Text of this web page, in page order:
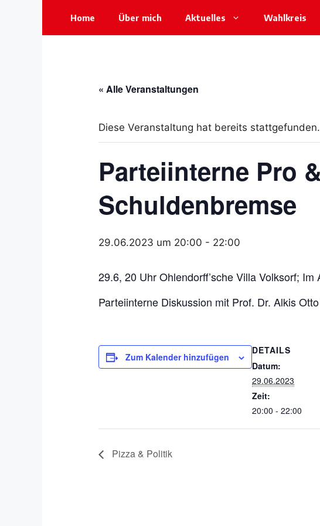
Home Über mich Aktuelles Wahlkreis
« Alle Veranstaltungen
Diese Veranstaltung hat bereits stattgefunden.
Parteiinterne Pro
Schuldenbremse
29.06.2023 um 20:00 - 22:00
29.6, 20 Uhr Ohlendorff’sche Villa Volksorf;
Parteiinterne Diskussion mit Prof. Dr. Alkis
Zum Kalender hinzufügen
DETAILS
Datum:
29.06.2023
Zeit:
20:00 - 22:00
Pizza & Politik